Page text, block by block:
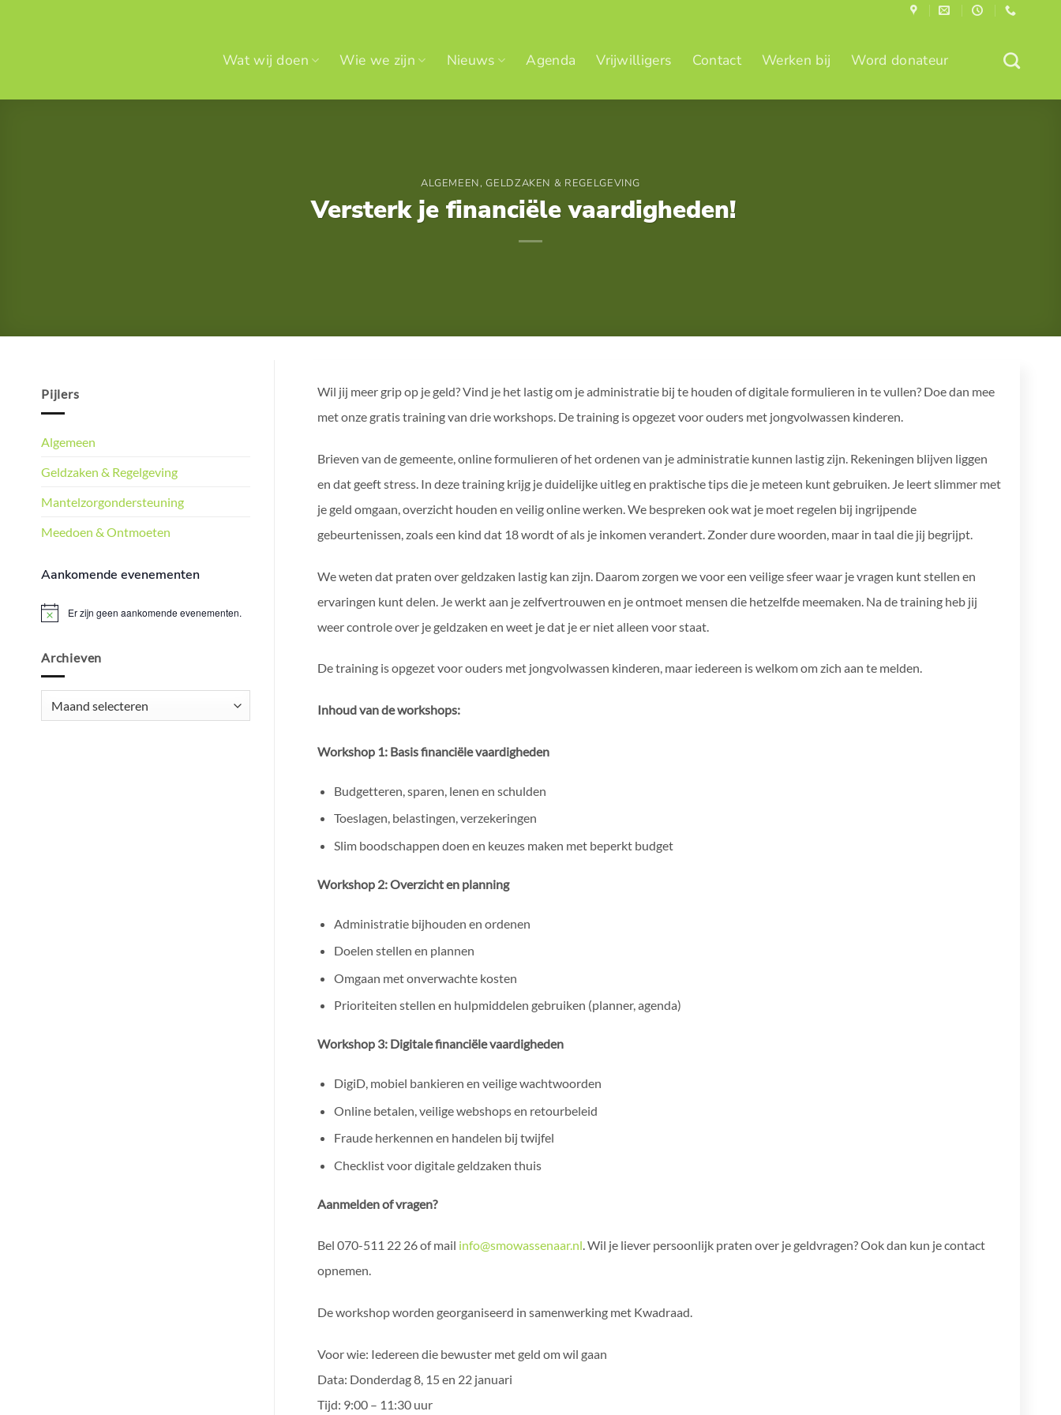
Wat wij doen Wie we zijn Nieuws Agenda Vrijwilligers Contact Werken bij Word donateur
ALGEMEEN,GELDZAKEN & REGELGEVING
Versterk je financiële vaardigheden!
Pijlers
Algemeen
Geldzaken & Regelgeving
Mantelzorgondersteuning
Meedoen & Ontmoeten
Aankomende evenementen
BerichtEr zijn geen aankomende evenementen.
Archieven
Wil jij meer grip op je geld? Vind je het lastig om je administratie bij te houden of digitale formulieren in te vullen? Doe dan mee
met onze gratis training van drie workshops. De training is opgezet voor ouders met jongvolwassen kinderen.
Brieven van de gemeente, online formulieren of het ordenen van je administratie kunnen lastig zijn. Rekeningen blijven liggen
en dat geeft stress. In deze training krijg je duidelijke uitleg en praktische tips die je meteen kunt gebruiken. Je leert slimmer met
je geld omgaan, overzicht houden en veilig online werken. We bespreken ook wat je moet regelen bij ingrijpende
gebeurtenissen, zoals een kind dat 18 wordt of als je inkomen verandert. Zonder dure woorden, maar in taal die jij begrijpt.
We weten dat praten over geldzaken lastig kan zijn. Daarom zorgen we voor een veilige sfeer waar je vragen kunt stellen en
ervaringen kunt delen. Je werkt aan je zelfvertrouwen en je ontmoet mensen die hetzelfde meemaken. Na de training heb jij
weer controle over je geldzaken en weet je dat je er niet alleen voor staat.
De training is opgezet voor ouders met jongvolwassen kinderen, maar iedereen is welkom om zich aan te melden.
Inhoud van de workshops:
Workshop 1: Basis financiële vaardigheden
Budgetteren, sparen, lenen en schulden
Toeslagen, belastingen, verzekeringen
Slim boodschappen doen en keuzes maken met beperkt budget
Workshop 2: Overzicht en planning
Administratie bijhouden en ordenen
Doelen stellen en plannen
Omgaan met onverwachte kosten
Prioriteiten stellen en hulpmiddelen gebruiken (planner, agenda)
Workshop 3: Digitale financiële vaardigheden
DigiD, mobiel bankieren en veilige wachtwoorden
Online betalen, veilige webshops en retourbeleid
Fraude herkennen en handelen bij twijfel
Checklist voor digitale geldzaken thuis
Aanmelden of vragen?
Bel 070-511 22 26 of mail info@smowassenaar.nl. Wil je liever persoonlijk praten over je geldvragen? Ook dan kun je contact
opnemen.
De workshop worden georganiseerd in samenwerking met Kwadraad.
Voor wie: Iedereen die bewuster met geld om wil gaan
Data: Donderdag 8, 15 en 22 januari
Tijd: 9:00 – 11:30 uur